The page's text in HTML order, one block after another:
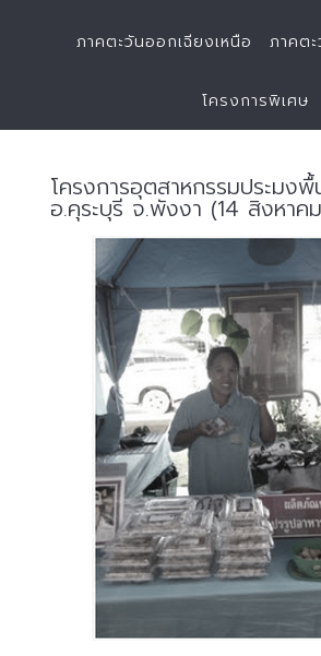
ภาคตะวันออกเฉียงเหนือ ภาคต
โครงการพิเศษ
โครงการอุตสาหกรรมประมง
อ.คุระบุรี จ.พังงา (14 สิงหาค